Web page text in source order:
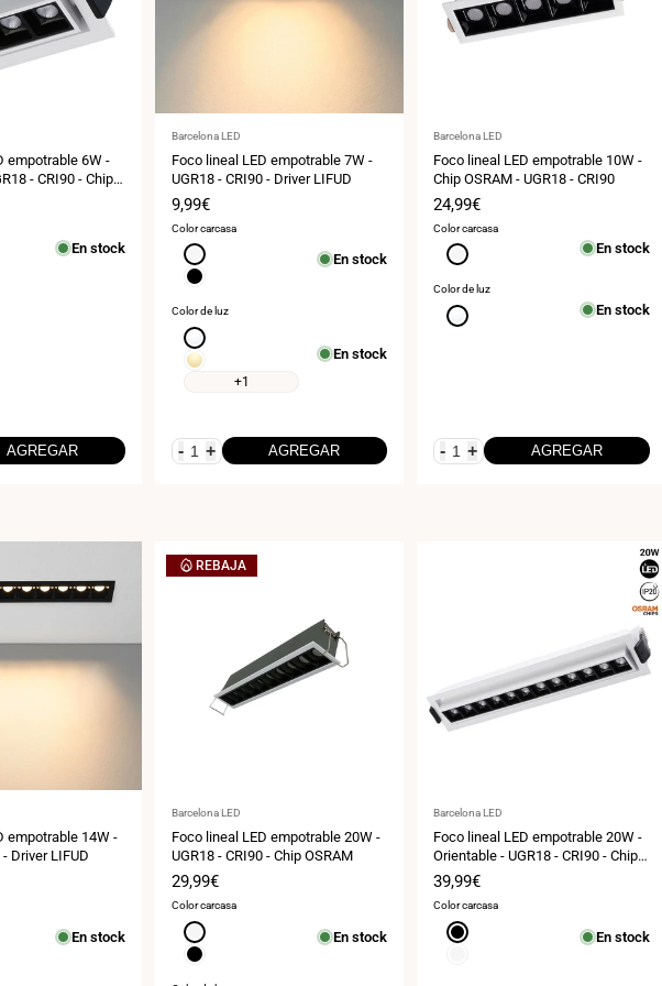
empotrable 6W -
- CRI90 - Chip
En stock
AGREGAR
Proveedor:
Barcelona LED
Foco lineal LED empotrable 7W -
UGR18 - CRI90 - Driver LIFUD
Precio
de
venta
9,99€
Color carcasa
Blanco
Negro
En stock
Color de luz
Blanco
neutro
Blanco
+1
En stock
- + AGREGAR
Proveedor:
Barcelona LED
Foco lineal LED empotrable 10W -
Chip OSRAM - UGR18 - CRI90
Precio
de
venta
24,99€
Color carcasa
Blanco En stock
Color de luz
Blanco
En stock
- + AGREGAR
empotrable 14W -
Driver LIFUD
En stock
REBAJA
Proveedor:
Barcelona LED
Foco lineal LED empotrable 20W -
UGR18 - CRI90 - Chip OSRAM
Precio
de
venta
29,99€
Color carcasa
Blanco
Negro
En stock
Proveedor:
Barcelona LED
Foco lineal LED empotrable 20W -
Orientable - UGR18 - CRI90 - Chip
OSRAM - 2800K
Precio
de
venta
39,99€
Color carcasa
Negro
En stock